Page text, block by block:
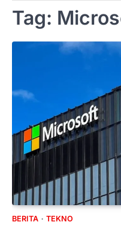
Tag:
BERITA TEKNO